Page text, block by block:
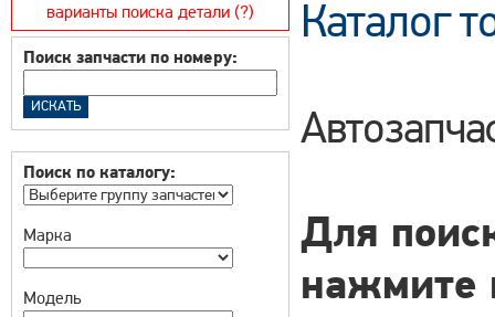
варианты поиска детали (?)
Поиск запчасти по номеру:
Поиск по каталогу:
Марка
Модель
Каталог
Для
нажмите